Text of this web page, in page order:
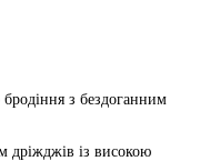
бродіння з бездоганним
із високою